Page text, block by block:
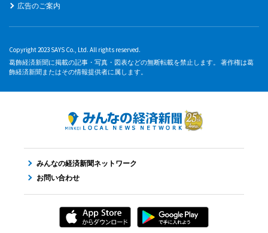
広告のご案内
Copyright 2023 SAYS Co., Ltd. All rights reserved.
葛飾経済新聞に掲載の記事・写真・図表などの無断転載を禁止します。 著作権は葛
飾経済新聞またはその情報提供者に属します。
みんなの経済新聞ネットワーク
お問い合わせ